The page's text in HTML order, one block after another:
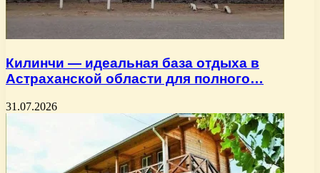
Килинчи — идеальная база отдыха в
Астраханской области для полного…
31.07.2026